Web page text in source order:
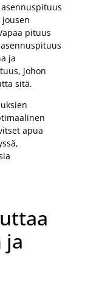
pituus
ja
johon
sitä.
apua
ja